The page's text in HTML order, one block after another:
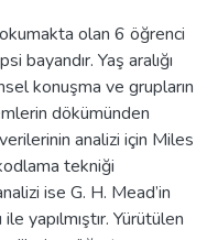
olan 6 öğrenci
bayandır. Yaş aralığı
konuşma ve grupların
dökümünden
analizi için Miles
tekniği
ise G. H. Mead’in
ile yapılmıştır. Yürütülen